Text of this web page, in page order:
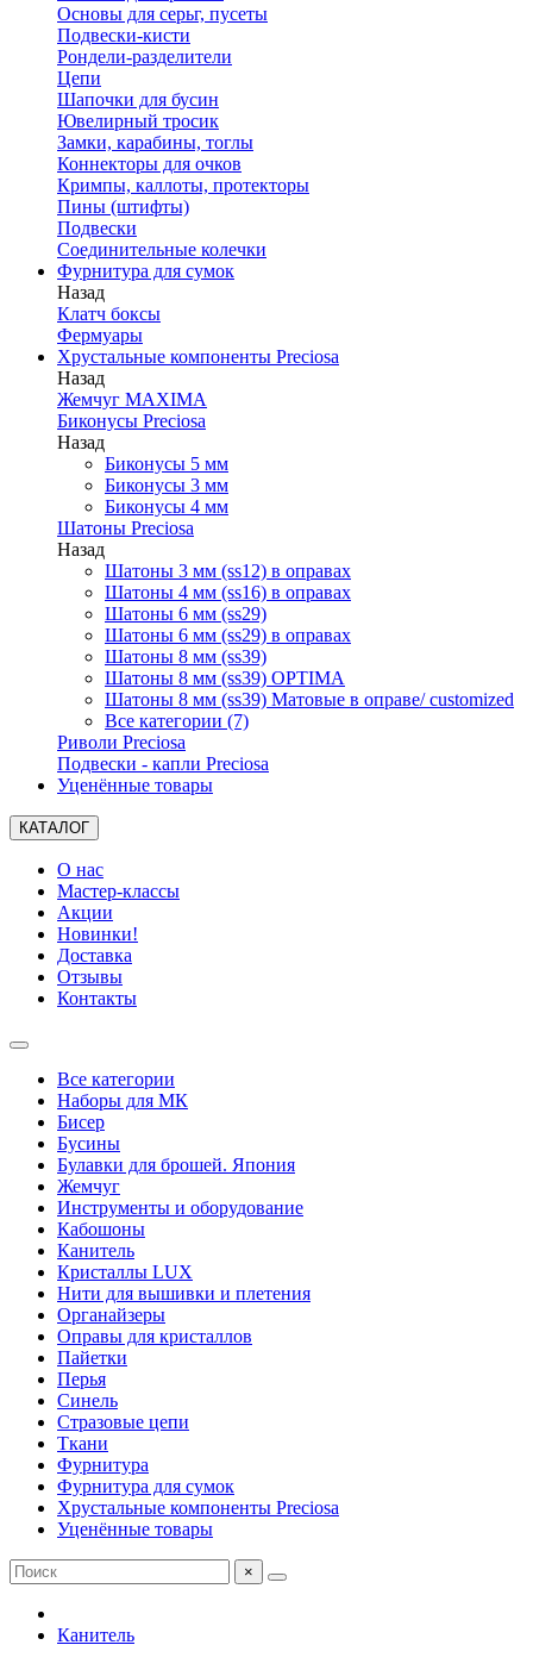
Основы для серьг, пусеты
Подвески-кисти
Рондели-разделители
Цепи
Шапочки для бусин
Ювелирный тросик
Замки, карабины, тоглы
Коннекторы для очков
Кримпы, каллоты, протекторы
Пины (штифты)
Подвески
Соединительные колечки
Фурнитура для сумок
Назад
Клатч боксы
Фермуары
Хрустальные компоненты Preciosa
Назад
Жемчуг MAXIMA
Биконусы Preciosa
Назад
Биконусы 5 мм
Биконусы 3 мм
Биконусы 4 мм
Шатоны Preciosa
Назад
Шатоны 3 мм (ss12) в оправах
Шатоны 4 мм (ss16) в оправах
Шатоны 6 мм (ss29)
Шатоны 6 мм (ss29) в оправах
Шатоны 8 мм (ss39)
Шатоны 8 мм (ss39) OPTIMA
Шатоны 8 мм (ss39) Матовые в оправе/ customized
Все категории (7)
Риволи Preciosa
Подвески - капли Preciosa
Уценённые товары
КАТАЛОГ
О нас
Мастер-классы
Акции
Новинки!
Доставка
Отзывы
Контакты
Все категории
Наборы для МК
Бисер
Бусины
Булавки для брошей. Япония
Жемчуг
Инструменты и оборудование
Кабошоны
Канитель
Кристаллы LUX
Нити для вышивки и плетения
Органайзеры
Оправы для кристаллов
Пайетки
Перья
Синель
Стразовые цепи
Ткани
Фурнитура
Фурнитура для сумок
Хрустальные компоненты Preciosa
Уценённые товары
×
Канитель